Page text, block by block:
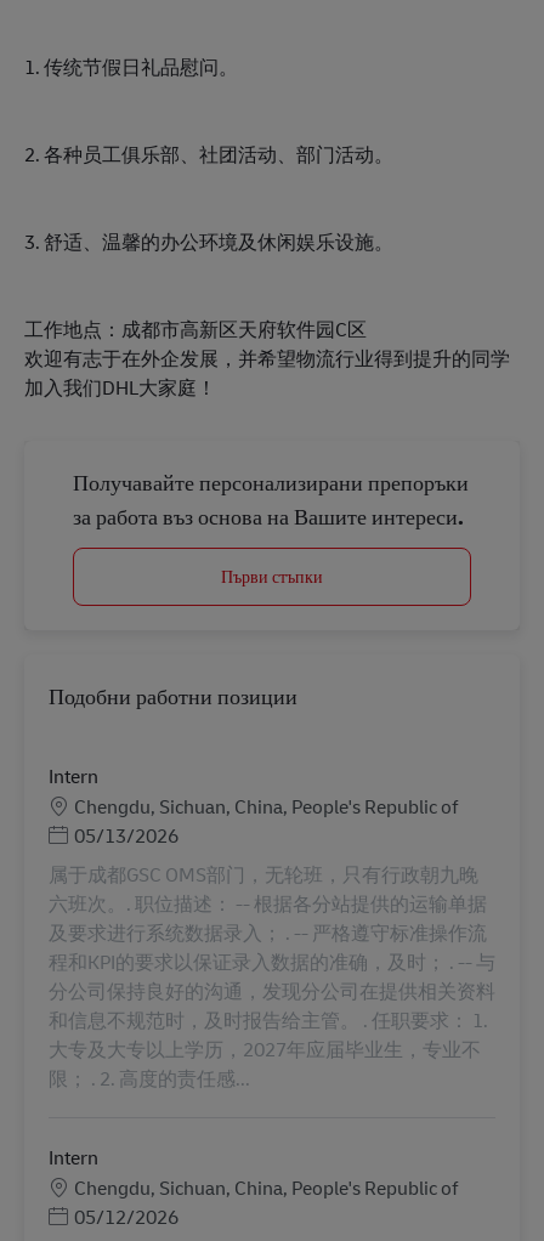
1. 传统节假日礼品慰问。
2. 各种员工俱乐部、社团活动、部门活动。
3. 舒适、温馨的办公环境及休闲娱乐设施。
工作地点：成都市高新区天府软件园C区
欢迎有志于在外企发展，并希望物流行业得到提升的同学
加入我们DHL大家庭！
Получавайте персонализирани препоръки
за работа въз основа на Вашите интереси.
Първи стъпки
Подобни работни позиции
Intern
Местоположение
Chengdu, Sichuan, China, People's Republic of
Posted Date
05/13/2026
属于成都GSC OMS部门，无轮班，只有行政朝九晚
六班次。. 职位描述： -- 根据各分站提供的运输单据
及要求进行系统数据录入； . -- 严格遵守标准操作流
程和KPI的要求以保证录入数据的准确，及时； . -- 与
分公司保持良好的沟通，发现分公司在提供相关资料
和信息不规范时，及时报告给主管。 . 任职要求： 1.
大专及大专以上学历，2027年应届毕业生，专业不
限； . 2. 高度的责任感...
Intern
Местоположение
Chengdu, Sichuan, China, People's Republic of
Posted Date
05/12/2026